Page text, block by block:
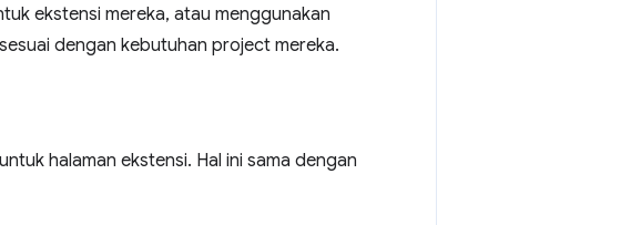
ekstensi mereka, atau menggunakan
dengan kebutuhan project mereka.
halaman ekstensi. Hal ini sama dengan